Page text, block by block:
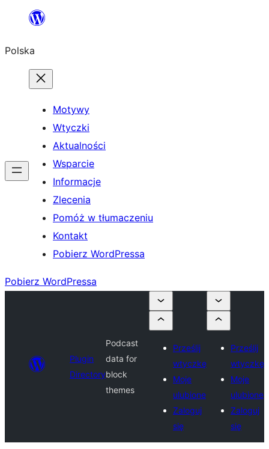
Przejdź
treści
Polska
Motywy
Wtyczki
Aktualności
Wsparcie
Informacje
Zlecenia
Pomóż w tłumaczeniu
Kontakt
Pobierz WordPressa
Pobierz WordPressa
Plugin
Directory
Podcast
data for
block
themes
Prześlij
wtyczkę
Moje
ulubione
Zaloguj
się
Prześlij
wtyczkę
Moje
ulubione
Zaloguj
się